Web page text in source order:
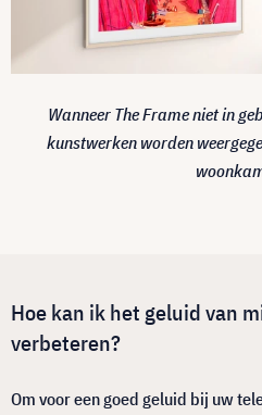
Wanneer The Frame niet in
kunstwerken worden
Hoe kan ik het geluid van
verbeteren?
Om voor een goed geluid bij uw